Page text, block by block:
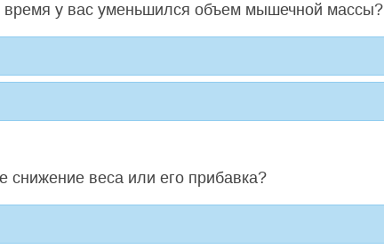
у вас уменьшился объем мышечной массы?
веса или его прибавка?